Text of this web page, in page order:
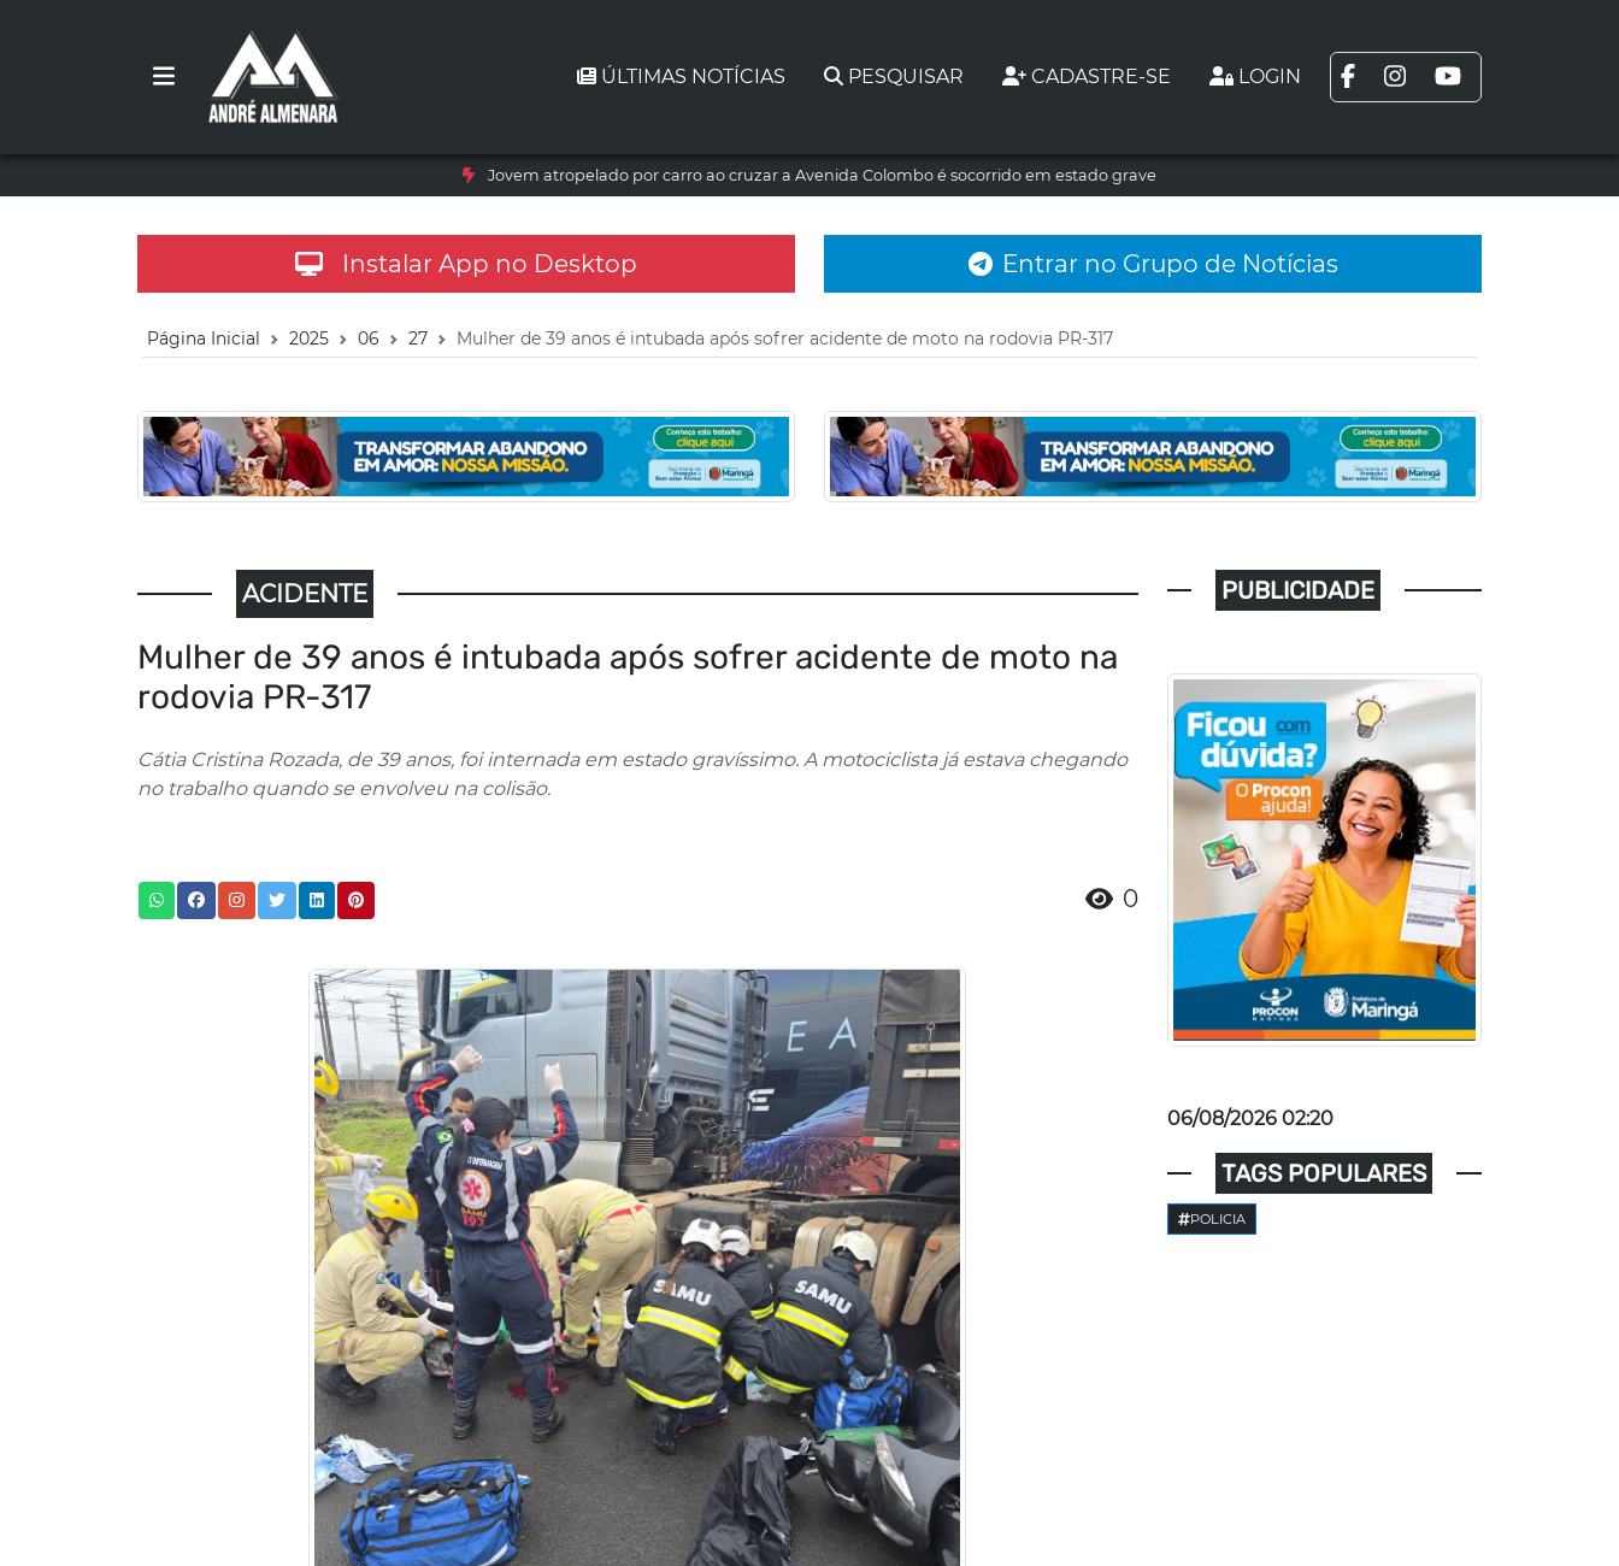
ÚLTIMAS NOTÍCIAS PESQUISAR CADASTRE-SE LOGIN
Jovem atropelado por carro ao cruzar a Avenida Colombo é socorrido em estado grave
Instalar App no Desktop Entrar no Grupo de Notícias
Página Inicial 2025 06 27 Mulher de 39 anos é intubada após sofrer acidente de moto na rodovia PR-317
ACIDENTE
Mulher de 39 anos é intubada após sofrer acidente de moto na
rodovia PR-317
Cátia Cristina Rozada, de 39 anos, foi internada em estado gravíssimo. A motociclista já estava chegando
no trabalho quando se envolveu na colisão.
0
PUBLICIDADE
06/08/2026 02:20
TAGS POPULARES
POLICIA